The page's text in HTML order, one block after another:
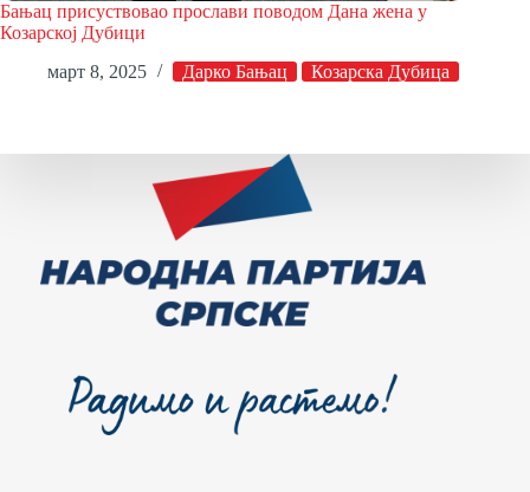
Бањац присуствовао прослави поводом Дана жена у
Козарској Дубици
март 8, 2025
Дарко Бањац Козарска Дубица